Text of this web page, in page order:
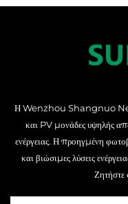
Η Wenzhou Shangnuo
και PV μονάδες υψηλής
ενέργειας. Η προηγμένη
και βιώσιμες λύσεις